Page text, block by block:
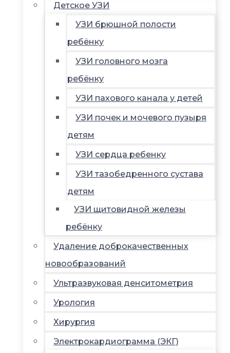
Детское УЗИ
УЗИ брюшной полости
ребёнку
УЗИ головного мозга
ребёнку
УЗИ пахового канала у детей
УЗИ почек и мочевого пузыря
детям
УЗИ сердца ребенку
УЗИ тазобедренного сустава
детям
УЗИ щитовидной железы
ребёнку
Удаление доброкачественных
новообразований
Ультразвуковая денситометрия
Урология
Хирургия
Электрокардиограмма (ЭКГ)